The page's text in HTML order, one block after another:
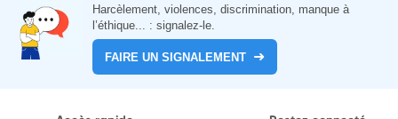
Harcèlement, violences, discrimination, manque à
l’éthique... : signalez-le.
FAIRE UN SIGNALEMENT